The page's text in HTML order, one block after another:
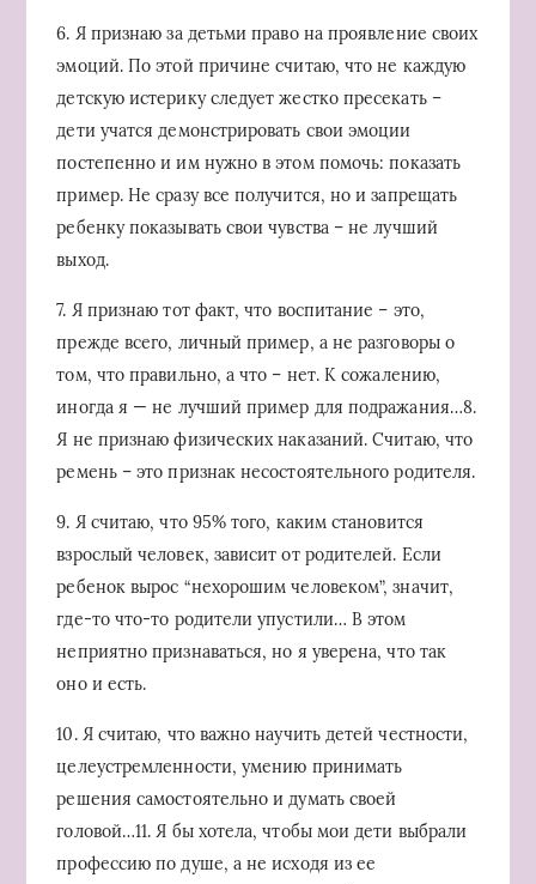
6. Я признаю за детьми право на проявление своих
эмоций. По этой причине считаю, что не каждую
детскую истерику следует жестко пресекать –
дети учатся демонстрировать свои эмоции
постепенно и им нужно в этом помочь: показать
пример. Не сразу все получится, но и запрещать
ребенку показывать свои чувства – не лучший
выход.
7. Я признаю тот факт, что воспитание – это,
прежде всего, личный пример, а не разговоры о
том, что правильно, а что – нет. К сожалению,
иногда я — не лучший пример для подражания…8.
Я не признаю физических наказаний. Считаю, что
ремень – это признак несостоятельного родителя.
9. Я считаю, что 95% того, каким становится
взрослый человек, зависит от родителей. Если
ребенок вырос “нехорошим человеком”, значит,
где-то что-то родители упустили… В этом
неприятно признаваться, но я уверена, что так
оно и есть.
10. Я считаю, что важно научить детей честности,
целеустремленности, умению принимать
решения самостоятельно и думать своей
головой…11. Я бы хотела, чтобы мои дети выбрали
профессию по душе, а не исходя из ее